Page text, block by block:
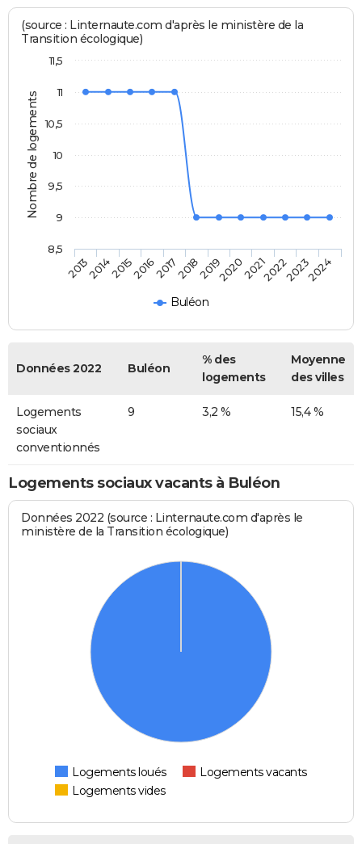
Nombre de logements
(source : Linternaute.com d'après le ministère de la
Transition écologique)
Buléon
201320142015201620172018201920202021202220232024
8,5
9
9,5
10
10,5
11
11,5
Données 2022 Buléon
% des
logements
Moyenne
des villes
Logements
sociaux
conventionnés
9 3,2 % 15,4 %
Logements sociaux vacants à Buléon
Données 2022 (source : Linternaute.com d'après le
ministère de la Transition écologique)
Logements loués
Logements vacants
Logements vides